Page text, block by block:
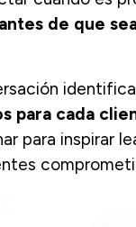
antes de que
para cada
para inspirar